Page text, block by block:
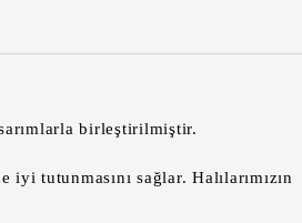
birleştirilmiştir.
tutunmasını sağlar. Halılarımızın